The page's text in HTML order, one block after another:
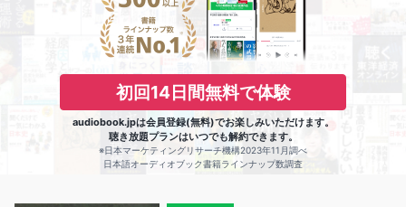
初回14日間無料で体験
audiobook.jpは会員登録(無料)でお楽しみいただけます。
聴き放題プランはいつでも解約できます。
※日本マーケティングリサーチ機構2023年11月調べ
日本語オーディオブック書籍ラインナップ数調査